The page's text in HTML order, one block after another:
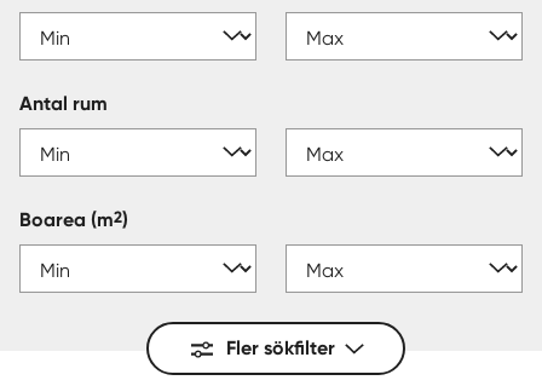
Antal rum
Boarea (m2)
Fler sökfilter